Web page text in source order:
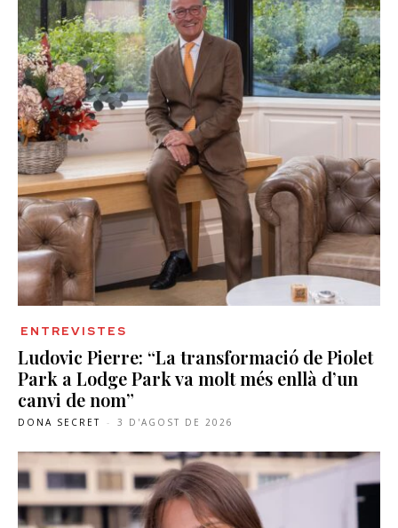
ENTREVISTES
Ludovic Pierre: “La transformació de Piolet
Park a Lodge Park va molt més enllà d’un
canvi de nom”
DONA SECRET - 3 D'AGOST DE 2026